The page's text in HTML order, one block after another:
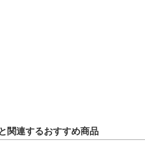
関連するおすすめ商品